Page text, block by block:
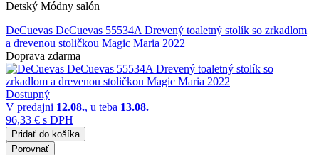
Detský Módny salón
DeCuevas DeCuevas 55534A Drevený toaletný stolík so zrkadlom
a drevenou stoličkou Magic Maria 2022
Doprava zdarma
Dostupný
V predajni 12.08., u teba 13.08.
96,33 € s DPH
Pridať do košíka
Porovnať